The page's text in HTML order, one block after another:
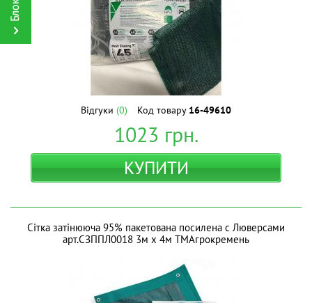
Відгуки (0) Код товару 16-49610
1023 грн.
КУПИТИ
Сітка затінююча 95% пакетована посилена с Люверсами
арт.СЗППЛ0018 3м х 4м ТМАгрокремень